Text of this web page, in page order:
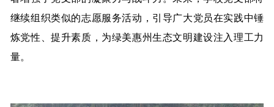
继续组织类似的志愿服务活动，引导广大党员在实践中锤
炼党性、提升素质，为绿美惠州生态文明建设注入理工力
量。